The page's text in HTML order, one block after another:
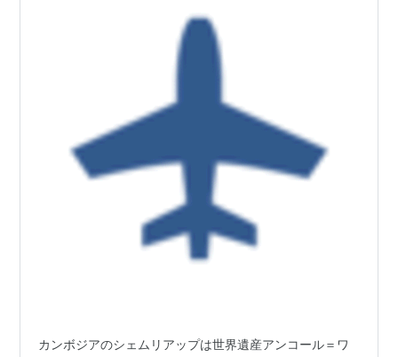
カンボジアのシェムリアップは世界遺産アンコール＝ワ